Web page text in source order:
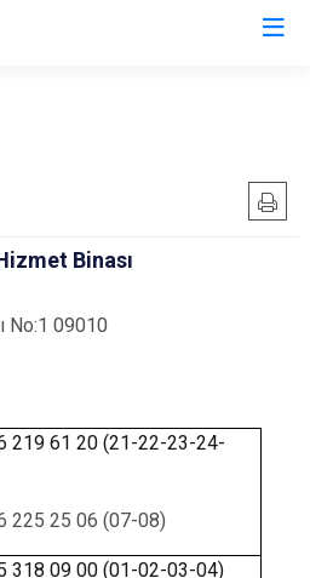
Binası
No:1 09010
219 61 20 (21-22-23-24-
225 25 06 (07-08)
318 09 00 (01-02-03-04)